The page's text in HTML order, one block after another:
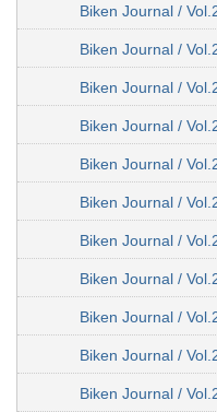
Biken Journal /
Biken Journal /
Biken Journal /
Biken Journal /
Biken Journal /
Biken Journal /
Biken Journal /
Biken Journal /
Biken Journal /
Biken Journal /
Biken Journal /